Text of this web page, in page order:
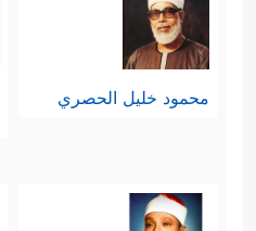
محمود خليل الحصري